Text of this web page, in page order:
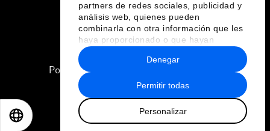
partners de redes sociales, publicidad y
análisis web, quienes pueden
combinarla con otra información que les
haya proporcionado o que hayan
recopilado a partir del uso que haya
hecho de sus servicios.
Permitir todas
Personalizar
Denegar
Política de privacidad y normas de uso
Sitemap
2026 Foro Económico Mundial